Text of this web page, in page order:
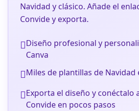
Navidad y clásico. Añade el
Convide y exporta.
Diseño profesional y
Canva
Miles de plantillas de Navidad
Exporta el diseño y conéctalo
Convide en pocos pasos